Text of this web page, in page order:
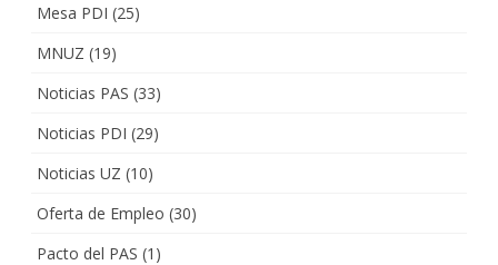
Mesa PDI (25)
MNUZ (19)
Noticias PAS (33)
Noticias PDI (29)
Noticias UZ (10)
Oferta de Empleo (30)
Pacto del PAS (1)